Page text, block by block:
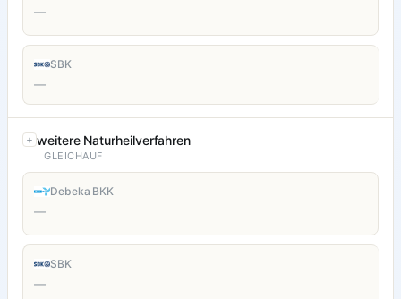
—
SBK
—
weitere Naturheilverfahren
GLEICHAUF
Debeka BKK
—
SBK
—